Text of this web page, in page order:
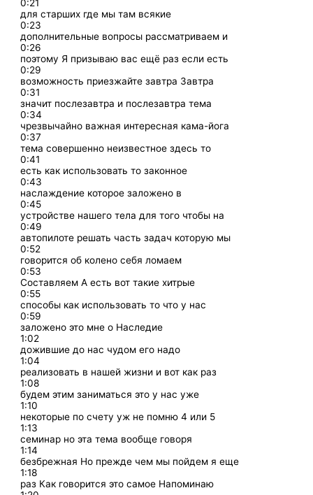
0:21
для старших где мы там всякие
0:23
дополнительные вопросы рассматриваем и
0:26
поэтому Я призываю вас ещё раз если есть
0:29
возможность приезжайте завтра Завтра
0:31
значит послезавтра и послезавтра тема
0:34
чрезвычайно важная интересная кама-йога
0:37
тема совершенно неизвестное здесь то
0:41
есть как использовать то законное
0:43
наслаждение которое заложено в
0:45
устройстве нашего тела для того чтобы на
0:49
автопилоте решать часть задач которую мы
0:52
говорится об колено себя ломаем
0:53
Составляем А есть вот такие хитрые
0:55
способы как использовать то что у нас
0:59
заложено это мне о Наследие
1:02
дожившие до нас чудом его надо
1:04
реализовать в нашей жизни и вот как раз
1:08
будем этим заниматься это у нас уже
1:10
некоторые по счету уж не помню 4 или 5
1:13
семинар но эта тема вообще говоря
1:14
безбрежная Но прежде чем мы пойдем я еще
1:18
раз Как говорится это самое Напоминаю